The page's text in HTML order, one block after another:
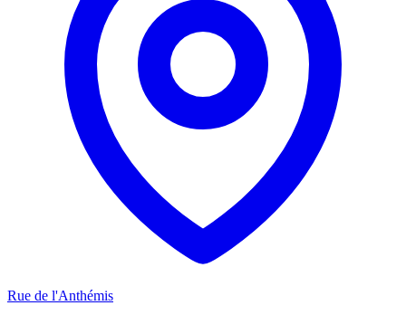
Rue de l'Anthémis